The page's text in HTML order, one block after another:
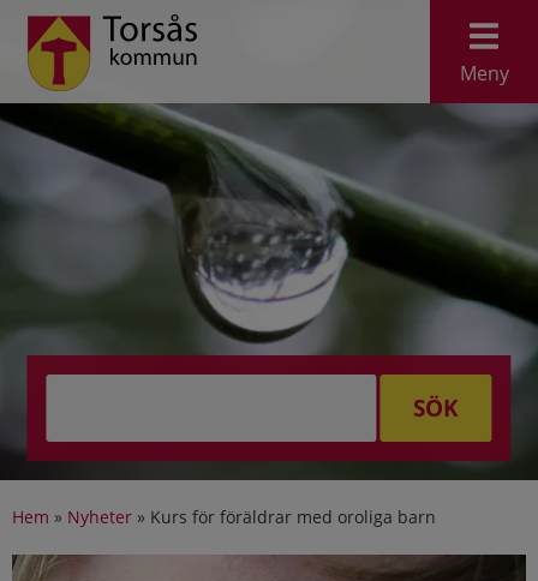
Meny
SÖK
Hem » Nyheter » Kurs för föräldrar med oroliga barn